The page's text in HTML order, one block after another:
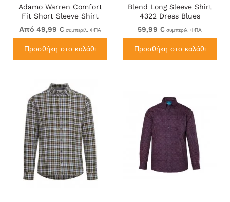
Adamo Warren Comfort
Fit Short Sleeve Shirt
White
Από 49,99 € συμπεριλ. ΦΠΑ
Προσθήκη στο καλάθι
Blend Long Sleeve Shirt
4322 Dress Blues
59,99 € συμπεριλ. ΦΠΑ
Προσθήκη στο καλάθι